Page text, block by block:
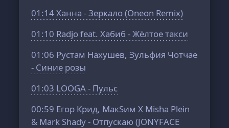
01:14Ханна - Зеркало (Oneon Remix)
01:10 Radjo feat. Хабиб - Жёлтое такси
01:06 Рустам Нахушев, Зульфия Чотчае
- Синие розы
01:03 LOOGA - Пульс
00:59 Егор Крид, МакSим X Misha Plein
& Mark Shady - Отпускаю (JONYFACE